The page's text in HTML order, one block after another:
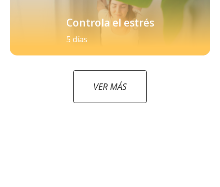
Controla el estrés
5 días
VER MÁS